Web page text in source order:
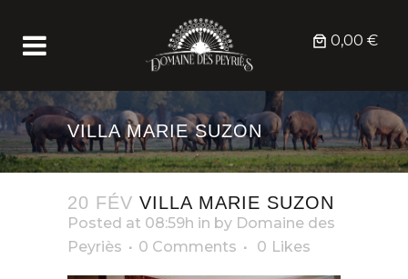
0,00 €
VILLA MARIE SUZON
20 FÉV VILLA MARIE SUZON
Posted at 08:59h in by Domaine des
Peyriès
0 Comments 0 Likes